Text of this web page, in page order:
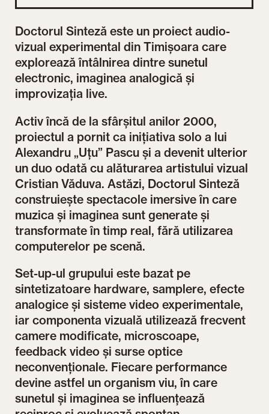
Doctorul Sinteză este un proiect audio-
vizual experimental din Timișoara care
explorează întâlnirea dintre sunetul
electronic, imaginea analogică și
improvizația live.
Activ încă de la sfârșitul anilor 2000,
proiectul a pornit ca inițiativa solo a lui
Alexandru „Uțu” Pascu și a devenit ulterior
un duo odată cu alăturarea artistului vizual
Cristian Văduva. Astăzi, Doctorul Sinteză
construiește spectacole imersive în care
muzica și imaginea sunt generate și
transformate în timp real, fără utilizarea
computerelor pe scenă.
Set-up-ul grupului este bazat pe
sintetizatoare hardware, samplere, efecte
analogice și sisteme video experimentale,
iar componenta vizuală utilizează frecvent
camere modificate, microscoape,
feedback video și surse optice
neconvenționale. Fiecare performance
devine astfel un organism viu, în care
sunetul și imaginea se influențează